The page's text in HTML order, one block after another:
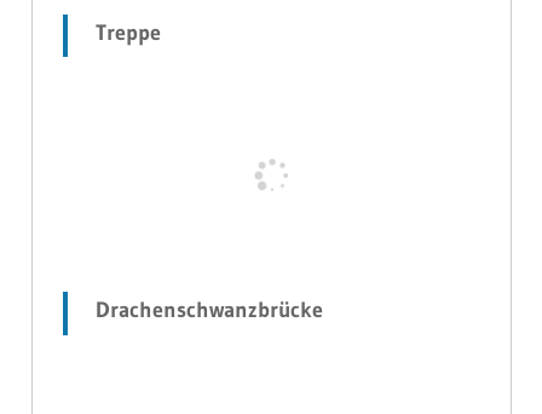
Treppe
Drachenschwanzbrücke